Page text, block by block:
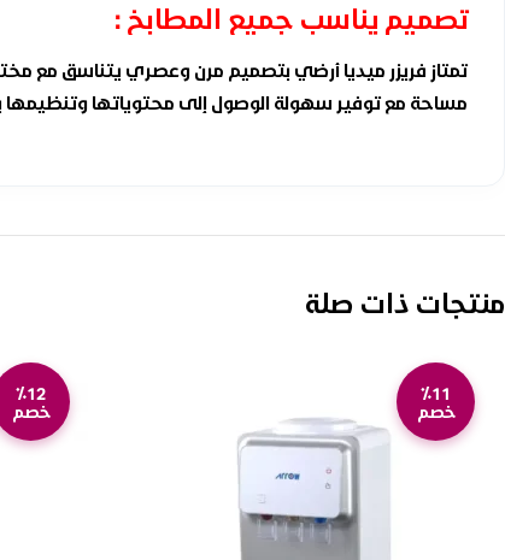
تصميم يناسب جميع المطابخ :
تمتاز فريزر ميديا أرضي بتصميم مرن وعصري يتناسق مع
مساحة مع توفير سهولة الوصول إلى محتوياتها وتنظيمها
منتجات ذات صلة
٪11
خصم
٪12
خصم